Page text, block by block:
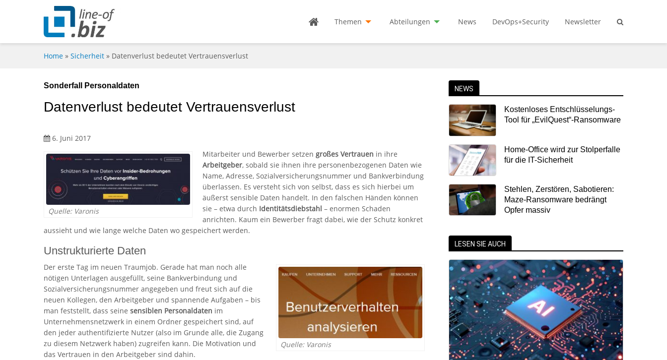
Themen Abteilungen News DevOps+Security Newsletter
Home » Sicherheit » Datenverlust bedeutet Vertrauensverlust
Sonderfall Personaldaten
Datenverlust bedeutet Vertrauensverlust
6. Juni 2017
Quelle: Varonis
Mitarbeiter und Bewerber setzen großes Vertrauen in ihre
Arbeitgeber, sobald sie ihnen ihre personenbezogenen Daten wie
Name, Adresse, Sozialversicherungsnummer und Bankverbindung
überlassen. Es versteht sich von selbst, dass es sich hierbei um
äußerst sensible Daten handelt. In den falschen Händen können
sie – etwa durch Identitätsdiebstahl – enormen Schaden
anrichten. Kaum ein Bewerber fragt dabei, wie der Schutz konkret
aussieht und wie lange welche Daten wo gespeichert werden.
Unstrukturierte Daten
Quelle: Varonis
Der erste Tag im neuen Traumjob. Gerade hat man noch alle
nötigen Unterlagen ausgefüllt, seine Bankverbindung und
Sozialversicherungsnummer angegeben und freut sich auf die
neuen Kollegen, den Arbeitgeber und spannende Aufgaben – bis
man feststellt, dass seine sensiblen Personaldaten im
Unternehmensnetzwerk in einem Ordner gespeichert sind, auf
den jeder authentifizierte Nutzer (also im Grunde alle, die Zugang
zu diesem Netzwerk haben) zugreifen kann. Die Motivation und
das Vertrauen in den Arbeitgeber sind dahin.
NEWS
Kostenloses Entschlüsselungs-
Tool für „EvilQuest“-Ransomware
Home-Office wird zur Stolperfalle
für die IT-Sicherheit
Stehlen, Zerstören, Sabotieren:
Maze-Ransomware bedrängt
Opfer massiv
LESEN SIE AUCH